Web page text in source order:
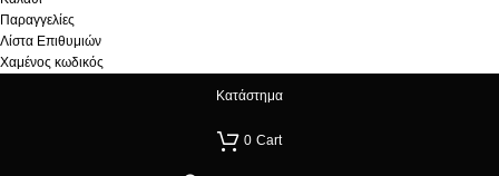
Παραγγελίες
Λίστα Επιθυμιών
Χαμένος κωδικός
Κατάστημα
0 Cart